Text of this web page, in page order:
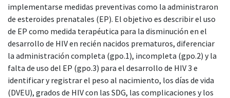
implementarse medidas preventivas como la administraron
de esteroides prenatales (EP). El objetivo es describir el uso
de EP como medida terapéutica para la disminución en el
desarrollo de HIV en recién nacidos prematuros, diferenciar
la administración completa (gpo.1), incompleta (gpo.2) y la
falta de uso del EP (gpo.3) para el desarrollo de HIV 3 e
identificar y registrar el peso al nacimiento, los días de vida
(DVEU), grados de HIV con las SDG, las complicaciones y los